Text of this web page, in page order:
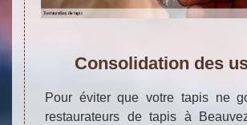
Consolidation des
Pour éviter que votre tapis ne
restaurateurs de tapis à